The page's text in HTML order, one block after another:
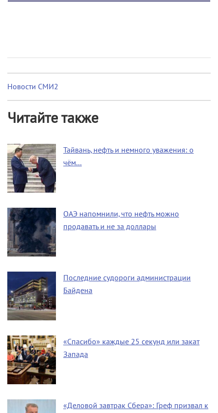
Новости СМИ2
Читайте также
Тайвань, нефть и немного уважения: о
чём…
ОАЭ напомнили, что нефть можно
продавать и не за доллары
Последние судороги администрации
Байдена
«Спасибо» каждые 25 секунд или закат
Запада
«Деловой завтрак Сбера»: Греф призвал к